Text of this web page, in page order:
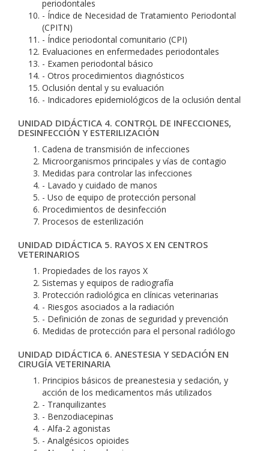
periodontales
- Índice de Necesidad de Tratamiento Periodontal
(CPITN)
- Índice periodontal comunitario (CPI)
Evaluaciones en enfermedades periodontales
- Examen periodontal básico
- Otros procedimientos diagnósticos
Oclusión dental y su evaluación
- Indicadores epidemiológicos de la oclusión dental
UNIDAD DIDÁCTICA 4. CONTROL DE INFECCIONES,
DESINFECCIÓN Y ESTERILIZACIÓN
Cadena de transmisión de infecciones
Microorganismos principales y vías de contagio
Medidas para controlar las infecciones
- Lavado y cuidado de manos
- Uso de equipo de protección personal
Procedimientos de desinfección
Procesos de esterilización
UNIDAD DIDÁCTICA 5. RAYOS X EN CENTROS
VETERINARIOS
Propiedades de los rayos X
Sistemas y equipos de radiografía
Protección radiológica en clínicas veterinarias
- Riesgos asociados a la radiación
- Definición de zonas de seguridad y prevención
Medidas de protección para el personal radiólogo
UNIDAD DIDÁCTICA 6. ANESTESIA Y SEDACIÓN EN
CIRUGÍA VETERINARIA
Principios básicos de preanestesia y sedación, y
acción de los medicamentos más utilizados
- Tranquilizantes
- Benzodiacepinas
- Alfa-2 agonistas
- Analgésicos opioides